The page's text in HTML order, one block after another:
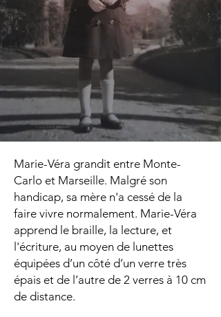
Marie-Véra grandit entre Monte-
Carlo et Marseille. Malgré son
handicap, sa mère n'a cessé de la
faire vivre normalement. Marie-Véra
apprend le braille, la lecture, et
l'écriture, au moyen de lunettes
équipées d’un côté d’un verre très
épais et de l’autre de 2 verres à 10 cm
de distance.